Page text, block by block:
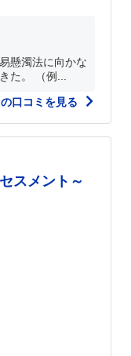
懸濁法に向かな
た。 （例...
口コミを見る
スメント～